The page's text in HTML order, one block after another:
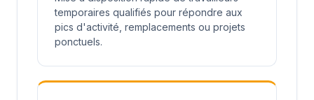
temporaires qualifiés pour répondre aux
pics d'activité, remplacements ou projets
ponctuels.